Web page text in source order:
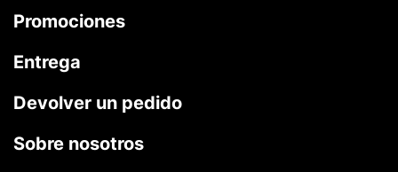
Promociones
Entrega
Devolver un pedido
Sobre nosotros